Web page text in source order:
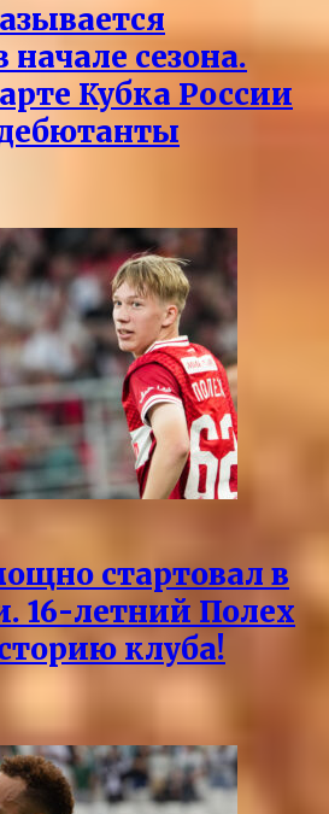
начале сезона.
Кубка России
стартовал в
16-летний Полех
клуба!